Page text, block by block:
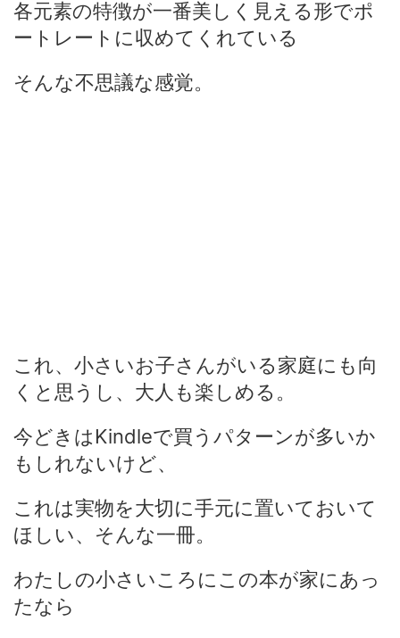
各元素の特徴が一番美しく見える形でポ
ートレートに収めてくれている
そんな不思議な感覚。
これ、小さいお子さんがいる家庭にも向
くと思うし、大人も楽しめる。
今どきはKindleで買うパターンが多いか
もしれないけど、
これは実物を大切に手元に置いておいて
ほしい、そんな一冊。
わたしの小さいころにこの本が家にあっ
たなら